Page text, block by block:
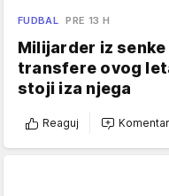
FUDBAL PRE 13 H
Milijarder iz
transfere ovog
stoji iza njega
Reaguj